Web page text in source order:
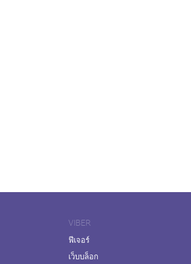
VIBER
ฟีเจอร์
เว็บบล็อก